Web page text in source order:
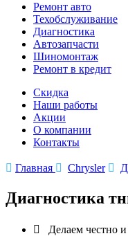
Ремонт авто
Техобслуживание
Диагностика
Автозапчасти
Шиномонтаж
Ремонт в кредит
Скидка
Наши работы
Акции
О компании
Контакты
 Главная  Chrysler 
Диагностика
 Делаем честно